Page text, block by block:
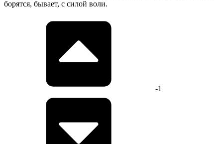
борятся, бывает, с силой воли.
-1